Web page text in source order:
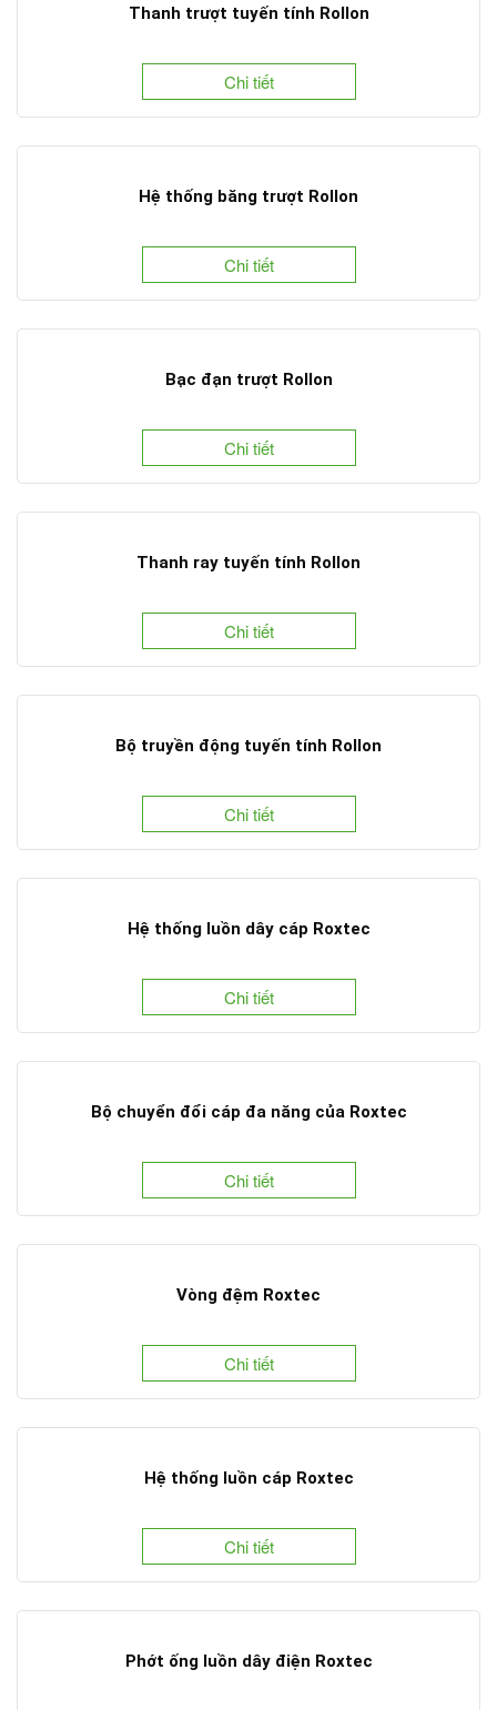
Thanh trượt tuyến tính Rollon
Chi tiết
Hệ thống băng trượt Rollon
Chi tiết
Bạc đạn trượt Rollon
Chi tiết
Thanh ray tuyến tính Rollon
Chi tiết
Bộ truyền động tuyến tính Rollon
Chi tiết
Hệ thống luồn dây cáp Roxtec
Chi tiết
Bộ chuyển đổi cáp đa năng của Roxtec
Chi tiết
Vòng đệm Roxtec
Chi tiết
Hệ thống luồn cáp Roxtec
Chi tiết
Phớt ống luồn dây điện Roxtec